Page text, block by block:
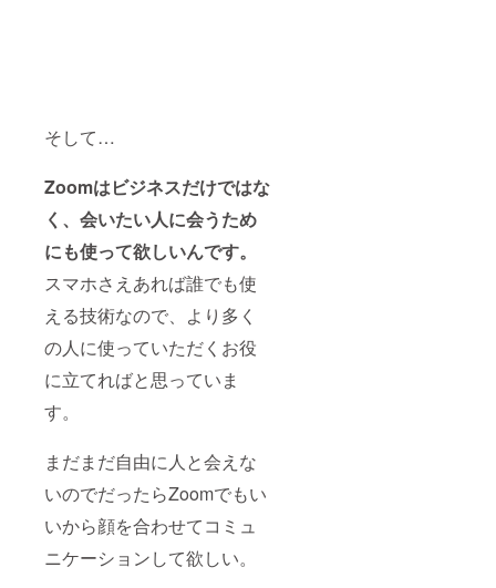
そして…
Zoomはビジネスだけではな
く、会いたい人に会うため
にも使って欲しいんです。
スマホさえあれば誰でも使
える技術なので、より多く
の人に使っていただくお役
に立てればと思っていま
す。
まだまだ自由に人と会えな
いのでだったらZoomでもい
いから顔を合わせてコミュ
ニケーションして欲しい。